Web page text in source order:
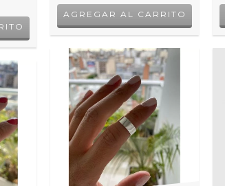
AGREGAR AL CARRITO